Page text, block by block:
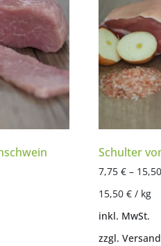
Schulter
7,75 €– 15,50
15,50 €/ kg
inkl. MwSt.
zzgl.